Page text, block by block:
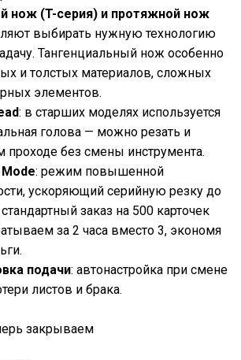
нож (T-серия) и протяжной нож
выбирать нужную технологию
Тангенциальный нож особенно
и толстых материалов, сложных
элементов.
: в старших моделях используется
голова — можно резать и
проходе без смены инструмента.
: режим повышенной
ускоряющий серийную резку до
заказ на 500 карточек
за 2 часа вместо 3, экономя
подачи: автонастройка при смене
листов и брака.
закрываем